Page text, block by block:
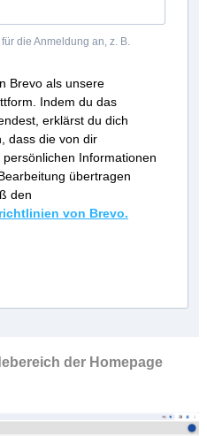
die Anmeldung an, z. B.
Brevo als unsere
Indem du das
erklärst du dich
dass die von dir
Informationen
übertragen
den
von Brevo.
der Homepage